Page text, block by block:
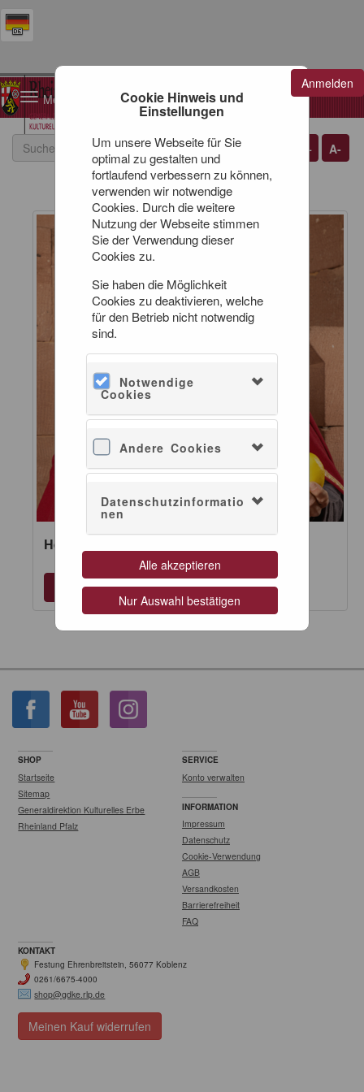
Cookie Hinweis und
Einstellungen
Um unsere Webseite für Sie
optimal zu gestalten und
fortlaufend verbessern zu können,
verwenden wir notwendige
Cookies. Durch die weitere
Nutzung der Webseite stimmen
Sie der Verwendung dieser
Cookies zu.
Sie haben die Möglichkeit
Cookies zu deaktivieren, welche
für den Betrieb nicht notwendig
sind.
Notwendige
Cookies
Andere Cookies
Datenschutzinformatio
nen
Alle akzeptieren
Nur Auswahl bestätigen
0 Artikel
Anmelden
Toggle
navigation
A-
A+
Heinrich. Einfach ausgeklammert.
SHOP
Startseite
Sitemap
Generaldirektion Kulturelles Erbe
Rheinland Pfalz
SERVICE
Konto verwalten
INFORMATION
Impressum
Datenschutz
Cookie-Verwendung
AGB
Versandkosten
Barrierefreiheit
FAQ
KONTAKT
Festung Ehrenbreitstein, 56077 Koblenz
0261/6675-4000
shop@gdke.rlp.de
Meinen Kauf widerrufen